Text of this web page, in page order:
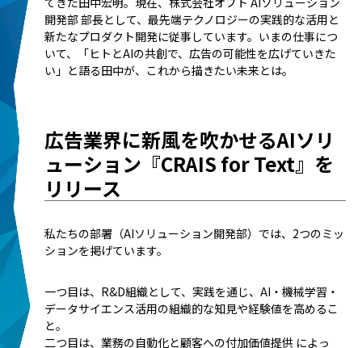
開発部 部長として、最先端テクノロジーの実践的な活用と
新たなプロダクト開発に従事しています。いまの仕事につ
いて、「ヒトとAIの共創で、広告の可能性を広げていきた
い」と語る田中が、これから描きたい未来とは。
広告業界に新風を吹かせるAIソリ
ューション『CRAIS for Text』を
リリース
私たちの部署（AIソリューション開発部）では、2つのミッ
ションを掲げています。
一つ目は、R&D組織として、実践を通じ、AI・機械学習・
データサイエンス活用の組織的な知見や経験値を高めるこ
と。
二つ目は、業務の自動化と顧客への付加価値提供 によっ